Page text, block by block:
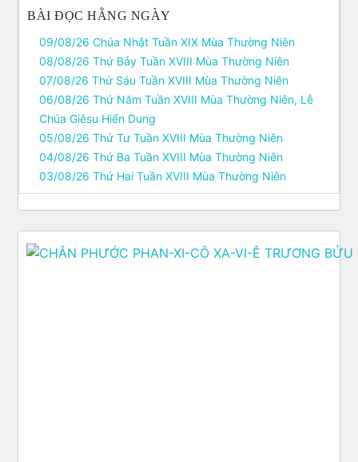
BÀI ĐỌC HẰNG NGÀY
09/08/26 Chúa Nhật Tuần XIX Mùa Thường Niên
08/08/26 Thứ Bảy Tuần XVIII Mùa Thường Niên
07/08/26 Thứ Sáu Tuần XVIII Mùa Thường Niên
06/08/26 Thứ Năm Tuần XVIII Mùa Thường Niên, Lễ
Chúa Giêsu Hiển Dung
05/08/26 Thứ Tư Tuần XVIII Mùa Thường Niên
04/08/26 Thứ Ba Tuần XVIII Mùa Thường Niên
03/08/26 Thứ Hai Tuần XVIII Mùa Thường Niên